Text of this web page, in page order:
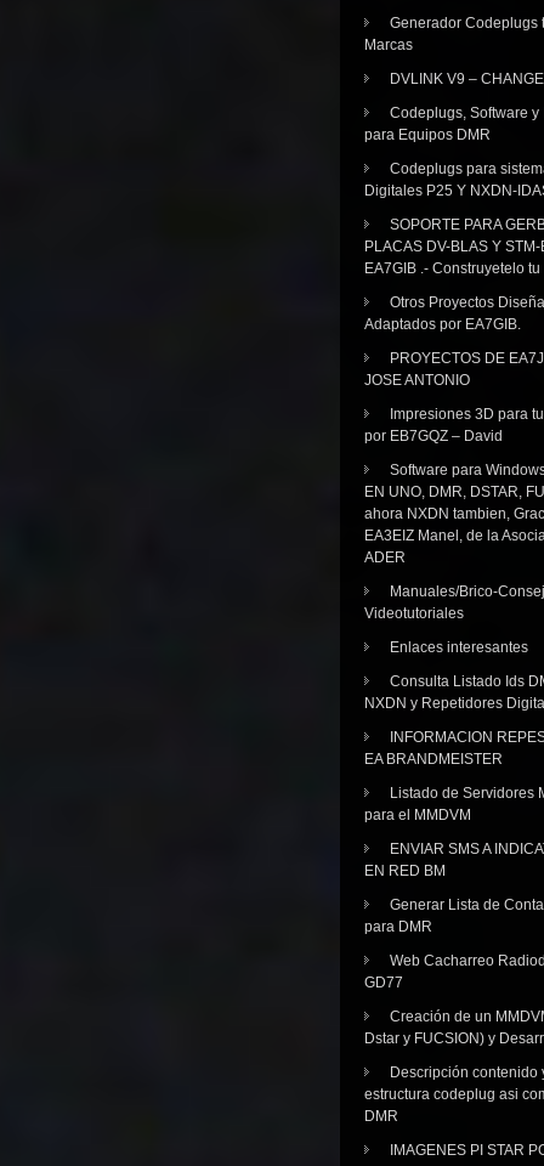
Generador Codeplugs
Marcas
DVLINK V9 –
Codeplugs, Software y
para Equipos DMR
Codeplugs para
Digitales P25 Y NXDN-
SOPORTE PARA
PLACAS DV-BLAS Y
EA7GIB .- Construyetelo
Otros Proyectos
Adaptados por EA7GIB.
PROYECTOS DE
JOSE ANTONIO
Impresiones 3D para
por EB7GQZ – David
Software para
EN UNO, DMR, DSTAR,
ahora NXDN tambien,
EA3EIZ Manel, de la
ADER
Manuales/Brico-
Videotutoriales
Enlaces interesantes
Consulta Listado Ids
NXDN y Repetidores
INFORMACION
EA BRANDMEISTER
Listado de Servidores
para el MMDVM
ENVIAR SMS A
EN RED BM
Generar Lista de
para DMR
Web Cacharreo
GD77
Creación de un
Dstar y FUCSION) y
Descripción contenido
estructura codeplug asi
DMR
IMAGENES PI STAR